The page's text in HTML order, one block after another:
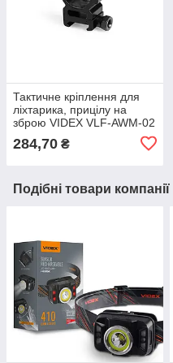
Тактичне кріплення для
ліхтарика, прицілу на
зброю VIDEX VLF-AWM-02
284,70 ₴
Подібні товари компанії